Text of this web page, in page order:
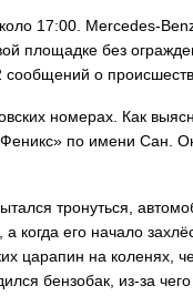
17:00. Mercedes-
площадке без
сообщений о
номерах. Как
по имени Сан.
тронуться,
когда его начало
царапин на
бензобак, из-за